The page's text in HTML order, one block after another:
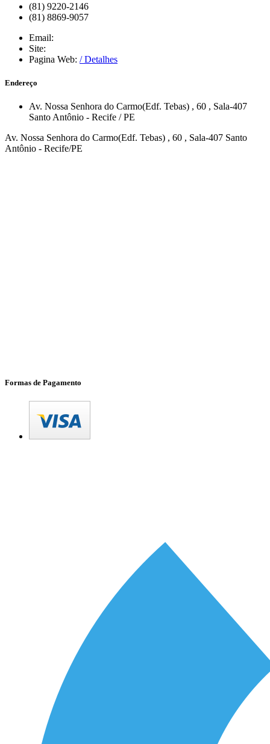
(81) 9220-2146
(81) 8869-9057
Email:
Site:
Pagina Web: / Detalhes
Endereço
Av. Nossa Senhora do Carmo(Edf. Tebas) , 60 , Sala-407
Santo Antônio - Recife /PE
Av. Nossa Senhora do Carmo(Edf. Tebas) , 60 , Sala-407 Santo
Antônio - Recife/PE
Formas de Pagamento